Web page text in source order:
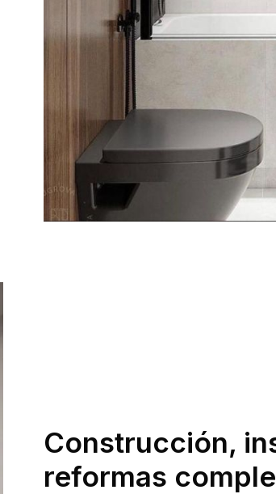
Construcción,
reformas